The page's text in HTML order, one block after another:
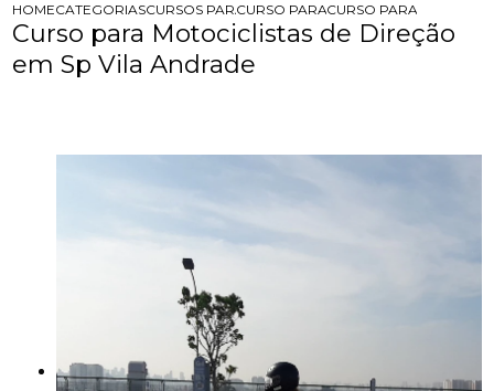
HOMECATEGORIASCURSOS PARA MOTOCICLISTAS
CURSO PARA MOTOCICLISTAS DE
CURSO PARA
Curso para Motociclistas de Direção
em Sp Vila Andrade